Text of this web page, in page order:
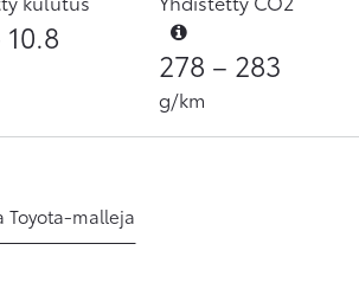
10.8
278 – 283
g/km
Toyota-malleja